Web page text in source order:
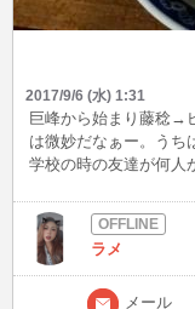
2017/9/6 (水) 1:31
巨峰から始まり藤稔→
は微妙だなぁー。うち
学校の時の友達が何人
してたら時間忘れて
😂（笑） スッピンだ
言われたんだけども
若いからってオババと
😂終いには今度遊ん
ラメ
メール